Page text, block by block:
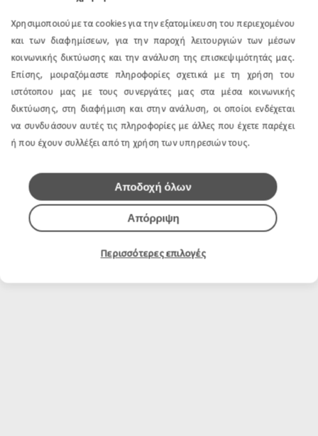
Χρησιμοποιούμε τα cookies για την εξατομίκευση του περιεχομένου
και των διαφημίσεων, για την παροχή λειτουργιών των μέσων
κοινωνικής δικτύωσης και την ανάλυση της επισκεψιμότητάς μας.
Επίσης, μοιραζόμαστε πληροφορίες σχετικά με τη χρήση του
ιστότοπου μας με τους συνεργάτες μας στα μέσα κοινωνικής
δικτύωσης, στη διαφήμιση και στην ανάλυση, οι οποίοι ενδέχεται
να συνδυάσουν αυτές τις πληροφορίες με άλλες που έχετε παρέχει
ή που έχουν συλλέξει από τη χρήση των υπηρεσιών τους.
Απόρριψη
Αποδοχή όλων
Περισσότερες επιλογές